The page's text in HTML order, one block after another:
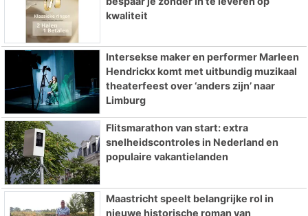
kwaliteit
Intersekse maker en performer Marleen
Hendrickx komt met uitbundig muzikaal
theaterfeest over ‘anders zijn’ naar
Limburg
Flitsmarathon van start: extra
snelheidscontroles in Nederland en
populaire vakantielanden
Maastricht speelt belangrijke rol in
nieuwe historische roman van